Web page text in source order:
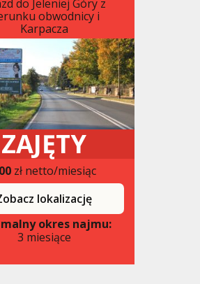
do Jeleniej Góry z
obwodnicy i
Karpacza
ZAJĘTY
zł netto/miesiąc
lokalizację
okres najmu:
3 miesiące